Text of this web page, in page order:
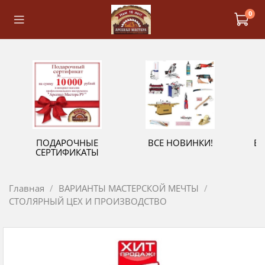
0
ПОДАРОЧНЫЕ
СЕРТИФИКАТЫ
ВСЕ НОВИНКИ!
Главная
ВАРИАНТЫ МАСТЕРСКОЙ МЕЧТЫ
СТОЛЯРНЫЙ ЦЕХ И ПРОИЗВОДСТВО